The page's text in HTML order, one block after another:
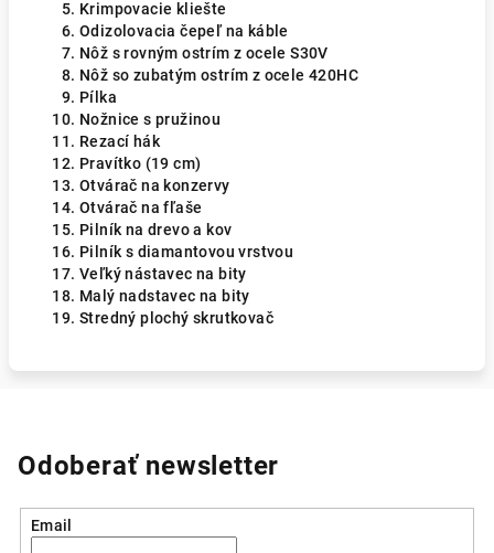
Krimpovacie kliešte
Odizolovacia čepeľ na káble
Nôž s rovným ostrím z ocele S30V
Nôž so zubatým ostrím z ocele 420HC
Pílka
Nožnice s pružinou
Rezací hák
Pravítko (19 cm)
Otvárač na konzervy
Otvárač na fľaše
Pilník na drevo a kov
Pilník s diamantovou vrstvou
Veľký nástavec na bity
Malý nadstavec na bity
Stredný plochý skrutkovač
Odoberať newsletter
Email